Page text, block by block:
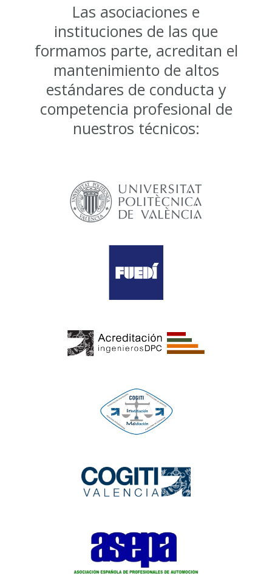
Las asociaciones e
instituciones de las que
formamos parte, acreditan el
mantenimiento de altos
estándares de conducta y
competencia profesional de
nuestros técnicos: